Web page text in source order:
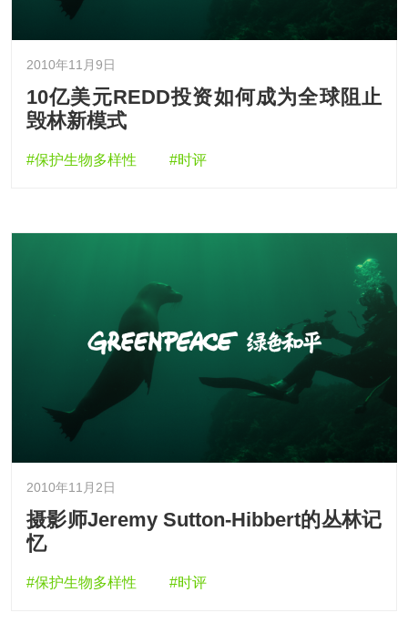
2010年11月9日
10亿美元REDD投资如何成为全球阻止
毁林新模式
#保护生物多样性 #时评
2010年11月2日
摄影师Jeremy Sutton-Hibbert的丛林记
忆
#保护生物多样性 #时评